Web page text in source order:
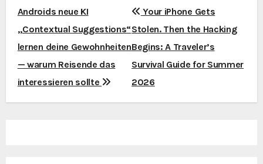
B
e
i
t
r
Androids neue KI
„Contextual Suggestions“
lernen deine Gewohnheiten
— warum Reisende das
interessieren sollte
Your iPhone Gets
Stolen. Then the Hacking
Begins: A Traveler’s
Survival Guide for Summer
2026